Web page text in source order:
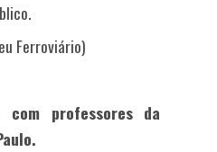
Ferroviário)
com professores da